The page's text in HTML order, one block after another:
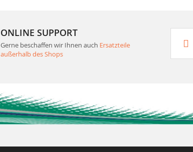
ONLINE SUPPORT
Gerne beschaffen wir Ihnen auch Ersatzteile
außerhalb des Shops